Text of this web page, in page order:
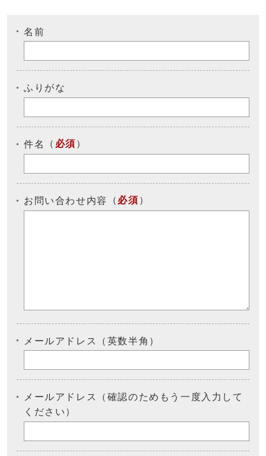
名前
ふりがな
件名 （ 必須 ）
お問い合わせ内容 （ 必須 ）
メールアドレス（英数半角）
メールアドレス（確認のためもう一度入力して
ください）